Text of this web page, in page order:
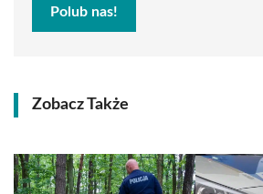
Polub nas!
Zobacz Także